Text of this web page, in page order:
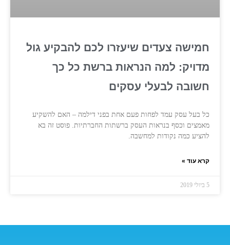
חמישה צעדים שיעזרו לכם להבקיע גול
מדויק: למה הנראות ברשת כל כך
חשובה לבעלי עסקים
כל בעל עסק עמד לפחות פעם אחת בפני דילמה – האם להשקיע
מאמצים וכסף בנראות העסק ברשתות החברתיות. פוסט זה בא
להציע כמה נקודות למחשבה.
קרא עוד »
5 ביולי 2019